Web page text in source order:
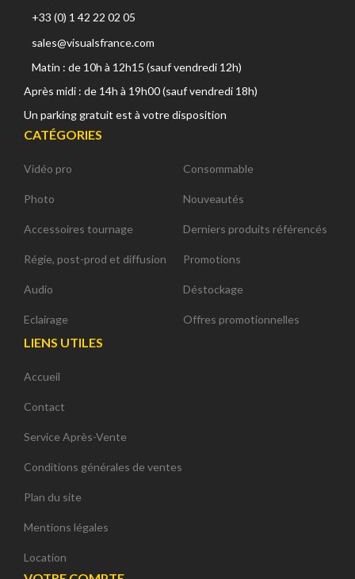
+33 (0) 1 42 22 02 05
sales@visualsfrance.com
Matin : de 10h à 12h15 (sauf vendredi 12h)
Après midi : de 14h à 19h00 (sauf vendredi 18h)
Un parking gratuit est à votre disposition
CATÉGORIES
Vidéo pro
Photo
Accessoires tournage
Régie, post-prod et diffusion
Audio
Eclairage
Consommable
Nouveautés
Derniers produits référencés
Promotions
Déstockage
Offres promotionnelles
LIENS UTILES
Accueil
Contact
Service Après-Vente
Conditions générales de ventes
Plan du site
Mentions légales
Location